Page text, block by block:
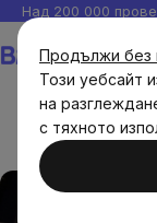
Продължи без
Този уебсайт
на
с тяхното
Прескочи
към
съдържанието
Над 200 000
Чрез